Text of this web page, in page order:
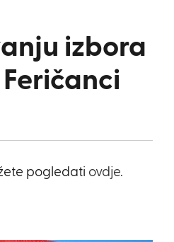
izbora
pogledati ovdje.